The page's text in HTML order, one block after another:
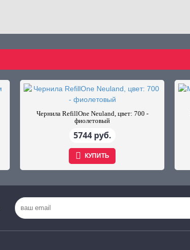
Чернила RefillOne Neuland, цвет: 700 -
фиолетовый
5744 руб.
КУПИТЬ